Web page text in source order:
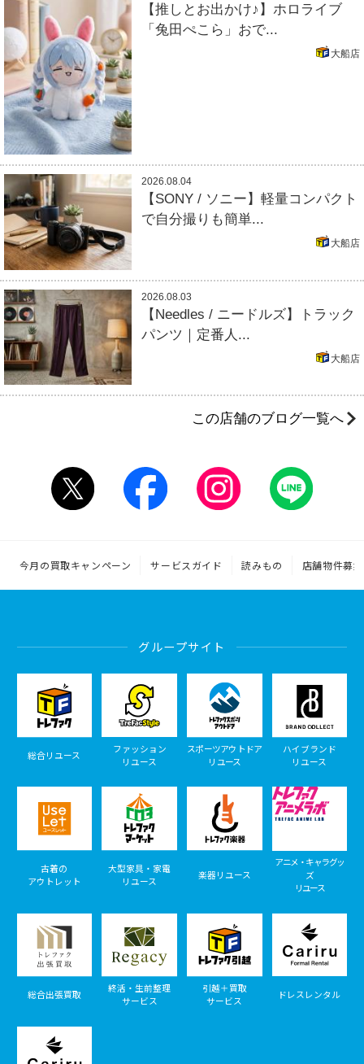
【推しとお出かけ♪】ホロライブ
「兔田ぺこら」おで...
大船店
2026.08.04
【SONY / ソニー】軽量コンパクト
で自分撮りも簡単...
大船店
2026.08.03
【Needles / ニードルズ】トラック
パンツ｜定番人...
大船店
この店舗のブログ一覧へ
今月の買取キャンペーン サービスガイド 読みもの 店舗物件募集
グループサイト
総合リユース
ファッション
リユース
スポーツアウトドア
リユース
ハイブランド
リユース
古着の
アウトレット
大型家具・家電
リユース
楽器リユース
アニメ・キャラグッ
ズ
リユース
総合出張買取
終活・生前整理
サービス
引越＋買取
サービス
ドレスレンタル